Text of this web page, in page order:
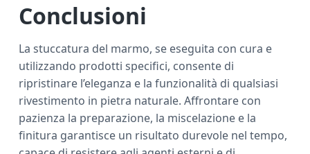
Conclusioni
La stuccatura del marmo, se eseguita con cura e
utilizzando prodotti specifici, consente di
ripristinare l’eleganza e la funzionalità di qualsiasi
rivestimento in pietra naturale. Affrontare con
pazienza la preparazione, la miscelazione e la
finitura garantisce un risultato durevole nel tempo,